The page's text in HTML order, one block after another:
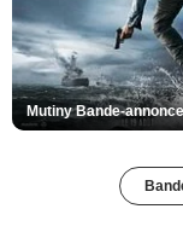
Mutiny Bande-